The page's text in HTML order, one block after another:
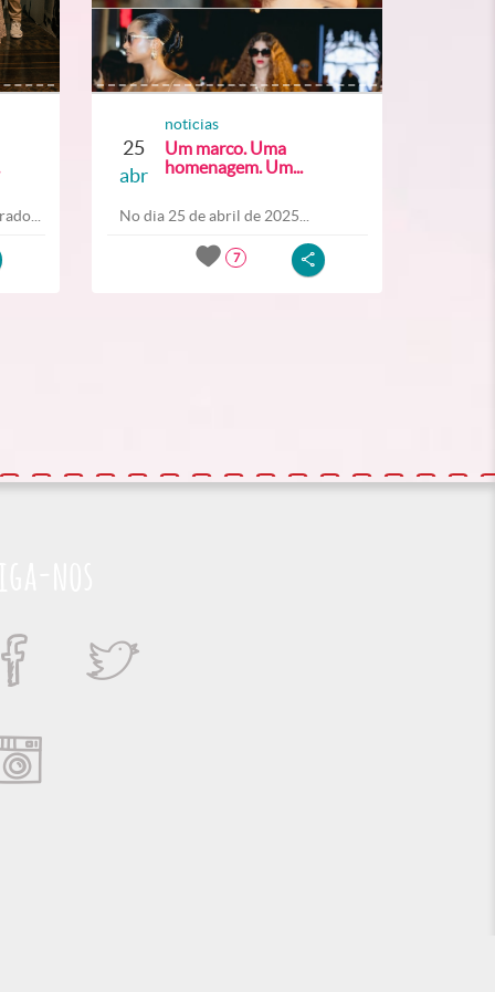
25
abr
noticias
Um marco. Uma
homenagem. Um...
No dia 25 de abril de 2025...
7